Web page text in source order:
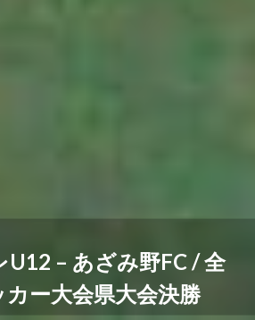
U12 – あざみ野FC / 全
カー大会県大会決勝